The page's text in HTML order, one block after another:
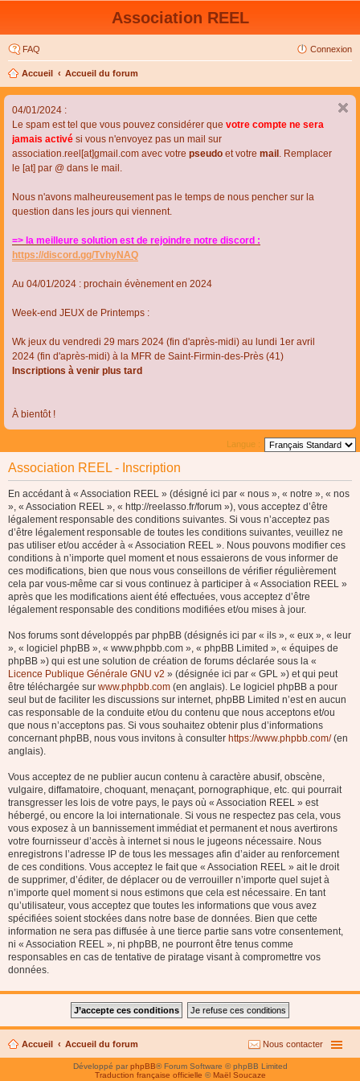
Association REEL
FAQ Connexion
Accueil Accueil du forum
04/01/2024 :
Le spam est tel que vous pouvez considérer que votre compte ne sera
jamais activé si vous n'envoyez pas un mail sur
association.reel[at]gmail.com avec votre pseudo et votre mail . Remplacer
le [at] par @ dans le mail.
Nous n'avons malheureusement pas le temps de nous pencher sur la
question dans les jours qui viennent.
=> la meilleure solution est de rejoindre notre discord :
https://discord.gg/TvhyNAQ
Au 04/01/2024 : prochain évènement en 2024
Week-end JEUX de Printemps :
Wk jeux du vendredi 29 mars 2024 (fin d'après-midi) au lundi 1er avril
2024 (fin d'après-midi) à la MFR de Saint-Firmin-des-Près (41)
Inscriptions à venir plus tard
À bientôt !
Langue :
Association REEL - Inscription
En accédant à « Association REEL » (désigné ici par « nous », « notre », « nos
», « Association REEL », « http://reelasso.fr/forum »), vous acceptez d’être
légalement responsable des conditions suivantes. Si vous n’acceptez pas
d’être légalement responsable de toutes les conditions suivantes, veuillez ne
pas utiliser et/ou accéder à « Association REEL ». Nous pouvons modifier ces
conditions à n’importe quel moment et nous essaierons de vous informer de
ces modifications, bien que nous vous conseillons de vérifier régulièrement
cela par vous-même car si vous continuez à participer à « Association REEL »
après que les modifications aient été effectuées, vous acceptez d’être
légalement responsable des conditions modifiées et/ou mises à jour.
Nos forums sont développés par phpBB (désignés ici par « ils », « eux », « leur
», « logiciel phpBB », « www.phpbb.com », « phpBB Limited », « équipes de
phpBB ») qui est une solution de création de forums déclarée sous la «
Licence Publique Générale GNU v2 » (désignée ici par « GPL ») et qui peut
être téléchargée sur www.phpbb.com (en anglais). Le logiciel phpBB a pour
seul but de faciliter les discussions sur internet, phpBB Limited n’est en aucun
cas responsable de la conduite et/ou du contenu que nous acceptons et/ou
que nous n’acceptons pas. Si vous souhaitez obtenir plus d’informations
concernant phpBB, nous vous invitons à consulter https://www.phpbb.com/(en
anglais).
Vous acceptez de ne publier aucun contenu à caractère abusif, obscène,
vulgaire, diffamatoire, choquant, menaçant, pornographique, etc. qui pourrait
transgresser les lois de votre pays, le pays où « Association REEL » est
hébergé, ou encore la loi internationale. Si vous ne respectez pas cela, vous
vous exposez à un bannissement immédiat et permanent et nous avertirons
votre fournisseur d’accès à internet si nous le jugeons nécessaire. Nous
enregistrons l’adresse IP de tous les messages afin d’aider au renforcement
de ces conditions. Vous acceptez le fait que « Association REEL » ait le droit
de supprimer, d’éditer, de déplacer ou de verrouiller n’importe quel sujet à
n’importe quel moment si nous estimons que cela est nécessaire. En tant
qu’utilisateur, vous acceptez que toutes les informations que vous avez
spécifiées soient stockées dans notre base de données. Bien que cette
information ne sera pas diffusée à une tierce partie sans votre consentement,
ni « Association REEL », ni phpBB, ne pourront être tenus comme
responsables en cas de tentative de piratage visant à compromettre vos
données.
Accueil Accueil du forum Nous contacter
Développé parphpBB® Forum Software © phpBB Limited
Traduction française officielle © Maël Soucaze